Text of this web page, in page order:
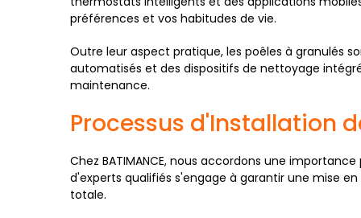
préférences et vos habitudes de vie.
Outre leur aspect pratique, les poêles à granulés
automatisés et des dispositifs de nettoyage
maintenance.
Processus d'Installation
Chez BATIMANCE, nous accordons une
d'experts qualifiés s'engage à garantir une mise
totale.